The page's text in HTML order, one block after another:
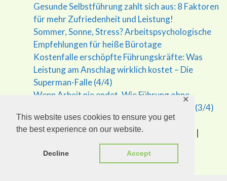
This website uses cookies to ensure you get
the best experience on our website.
Decline Accept
✕
Gesunde Selbstführung zahlt sich aus: 8 Faktoren
für mehr Zufriedenheit und Leistung!
Sommer, Sonne, Stress? Arbeitspsychologische
Empfehlungen für heiße Bürotage
Kostenfalle erschöpfte Führungskräfte: Was
Leistung am Anschlag wirklich kostet – Die
Superman-Falle (4/4)
Wenn Arbeit nie endet. Wie Führung ohne
Grenzen krank macht – Die Superman Falle (3/4)
(c) 2026 Eudaimonic.at - Mag. Gottfried Epp |
Impressum